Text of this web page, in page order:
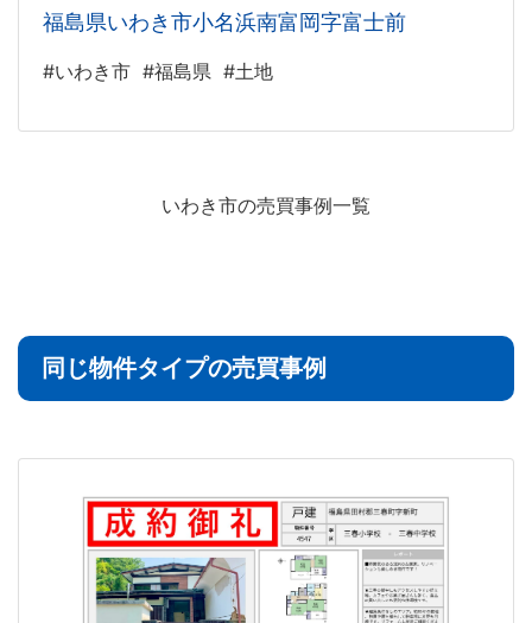
福島県いわき市小名浜南富岡字富士前
#いわき市 #福島県 #土地
いわき市の売買事例一覧
同じ物件タイプの売買事例